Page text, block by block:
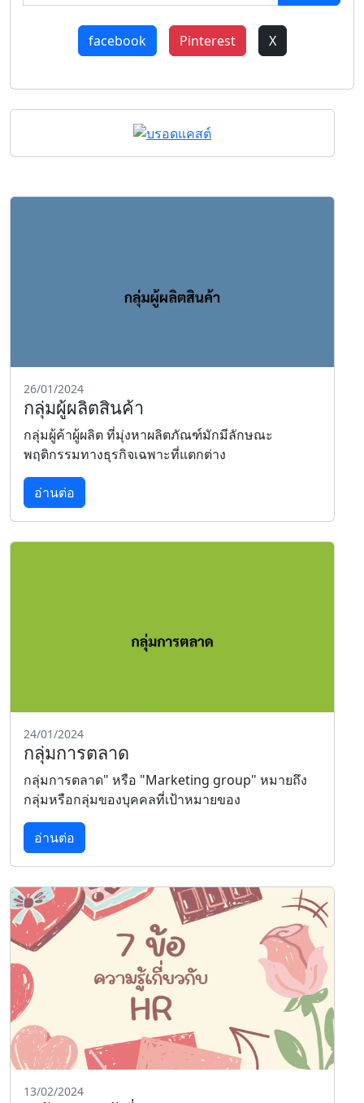
facebook Pinterest X
26/01/2024
กลุ่มผู้ผลิตสินค้า
กลุ่มผู้ค้าผู้ผลิต ที่มุ่งหาผลิตภัณฑ์มักมีลักษณะ
พฤติกรรมทางธุรกิจเฉพาะที่แตกต่าง
อ่านต่อ
24/01/2024
กลุ่มการตลาด
กลุ่มการตลาด" หรือ "Marketing group" หมายถึง
กลุ่มหรือกลุ่มของบุคคลที่เป้าหมายของ
อ่านต่อ
13/02/2024